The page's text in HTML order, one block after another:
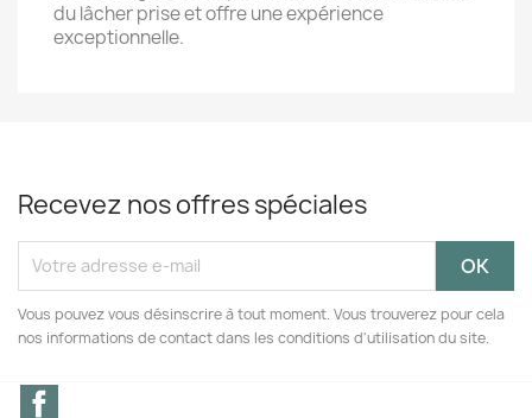
du lâcher prise et offre une expérience
exceptionnelle.
Recevez nos offres spéciales
Vous pouvez vous désinscrire à tout moment. Vous trouverez pour cela
nos informations de contact dans les conditions d'utilisation du site.